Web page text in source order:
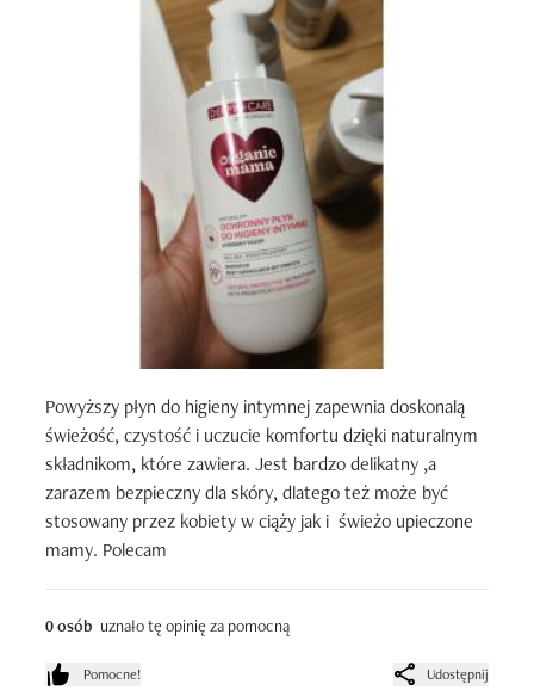
Powyższy płyn do higieny intymnej zapewnia doskonalą
świeżość, czystość i uczucie komfortu dzięki naturalnym
składnikom, które zawiera. Jest bardzo delikatny ,a
zarazem bezpieczny dla skóry, dlatego też może być
stosowany przez kobiety w ciąży jak i  świeżo upieczone
mamy. Polecam
0 osób uznało tę opinię za pomocną
Pomocne! Udostępnij